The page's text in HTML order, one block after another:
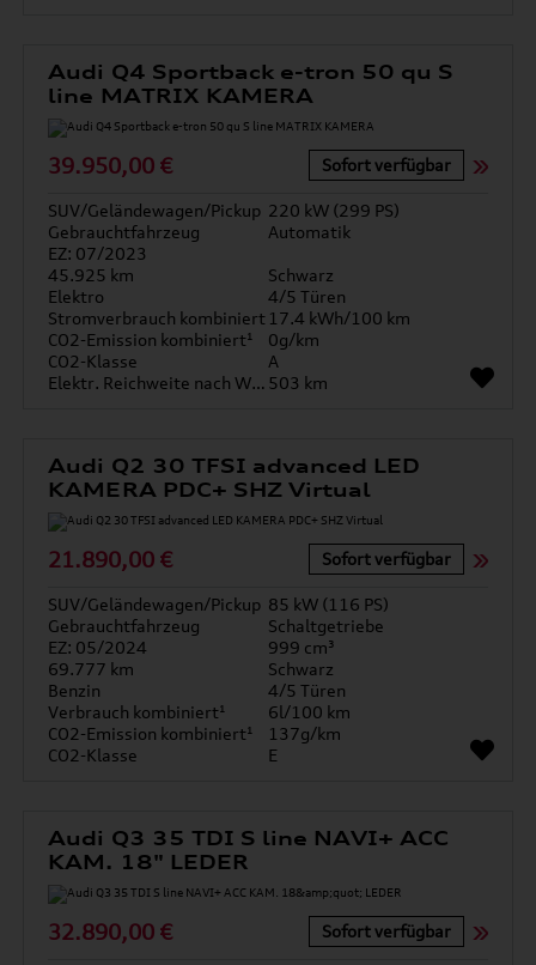
Audi Q4 Sportback e-tron 50 qu S
line MATRIX KAMERA
39.950,00 € Sofort verfügbar
SUV/Geländewagen/Pickup 220 kW (299 PS)
Gebrauchtfahrzeug
Automatik
EZ: 07/2023
45.925 km
Schwarz
Elektro
4/5 Türen
Stromverbrauch kombiniert 17.4 kWh/100 km
CO2-Emission kombiniert¹
0g/km
CO2-Klasse
A
Elektr. Reichweite nach WLTP* 503 km
Audi Q2 30 TFSI advanced LED
KAMERA PDC+ SHZ Virtual
21.890,00 € Sofort verfügbar
SUV/Geländewagen/Pickup 85 kW (116 PS)
Gebrauchtfahrzeug
Schaltgetriebe
EZ: 05/2024
999 cm³
69.777 km
Schwarz
Benzin
4/5 Türen
Verbrauch kombiniert¹
6l/100 km
CO2-Emission kombiniert¹
137g/km
CO2-Klasse
E
Audi Q3 35 TDI S line NAVI+ ACC
KAM. 18" LEDER
32.890,00 € Sofort verfügbar